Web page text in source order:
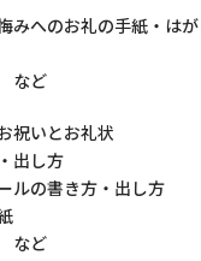
へのお礼の手紙・は
など
祝いとお礼状
出し方
の書き方・出し方
など